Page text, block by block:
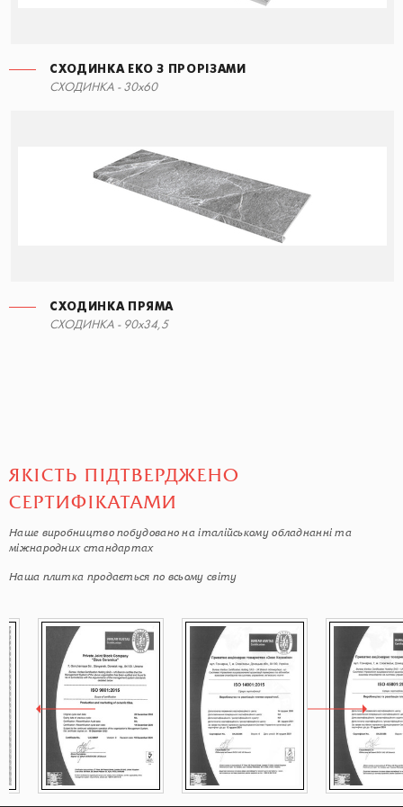
СХОДИНКА ЕКО З ПРОРІЗАМИ
СХОДИНКА - 30x60
СХОДИНКА ПРЯМА
СХОДИНКА - 90x34,5
ЯКІСТЬ ПІДТВЕРДЖЕНО
СЕРТИФІКАТАМИ
Наше виробництво побудовано на італійському обладнанні та
міжнародних стандартах
Наша плитка продається по всьому світу